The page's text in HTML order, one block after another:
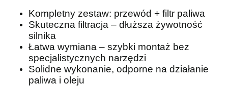
Kompletny zestaw: przewód + filtr paliwa
Skuteczna filtracja – dłuższa żywotność
silnika
Łatwa wymiana – szybki montaż bez
specjalistycznych narzędzi
Solidne wykonanie, odporne na działanie
paliwa i oleju